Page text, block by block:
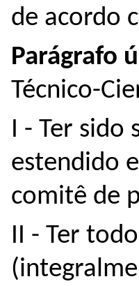
de acordo
Parágrafo
Técnico-
I - Ter
estendido
comitê de
II - Ter